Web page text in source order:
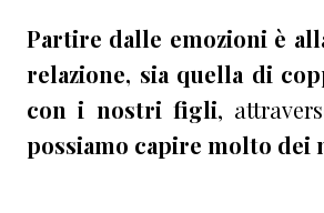
Partire dalle emozioni è
relazione, sia quella di
con i nostri figli,
possiamo capire molto